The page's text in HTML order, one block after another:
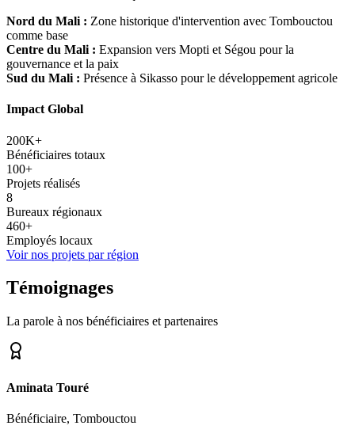
Nord du Mali : Zone historique d'intervention avec Tombouctou
comme base
Centre du Mali : Expansion vers Mopti et Ségou pour la
gouvernance et la paix
Sud du Mali : Présence à Sikasso pour le développement agricole
Impact Global
200K+
Bénéficiaires totaux
100+
Projets réalisés
8
Bureaux régionaux
460+
Employés locaux
Voir nos projets par région
Témoignages
La parole à nos bénéficiaires et partenaires
Aminata Touré
Bénéficiaire, Tombouctou